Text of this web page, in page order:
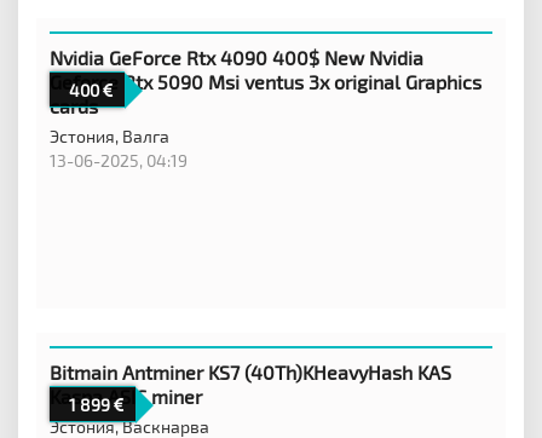
400
Nvidia GeForce Rtx 4090 400$ New Nvidia
Geforce Rtx 5090 Msi ventus 3x original Graphics
cards
Эстония, Валга
13-06-2025, 04:19
1 899
Bitmain Antminer KS7 (40Th)KHeavyHash KAS
Kaspa ASIC miner
Эстония,Васкнарва